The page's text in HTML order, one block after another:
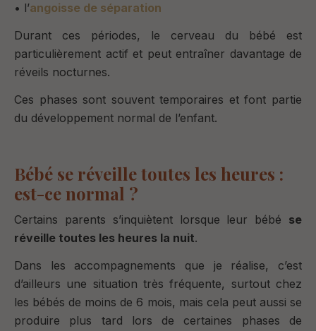
• l’angoisse de séparation
Durant ces périodes, le cerveau du bébé est
particulièrement actif et peut entraîner davantage de
réveils nocturnes.
Ces phases sont souvent temporaires et font partie
du développement normal de l’enfant.
Bébé se réveille toutes les heures :
est-ce normal ?
Certains parents s’inquiètent lorsque leur bébé se
réveille toutes les heures la nuit.
Dans les accompagnements que je réalise, c’est
d’ailleurs une situation très fréquente, surtout chez
les bébés de moins de 6 mois, mais cela peut aussi se
produire plus tard lors de certaines phases de